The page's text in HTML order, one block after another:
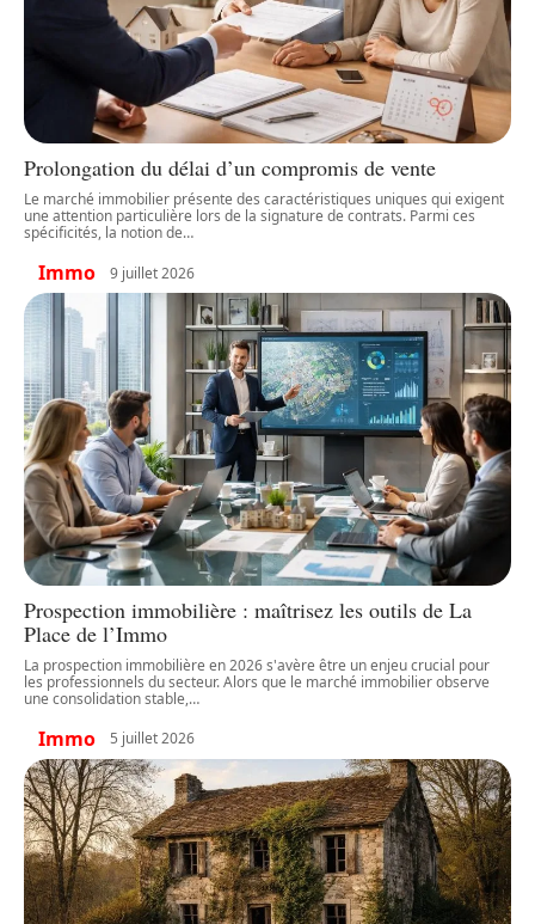
Prolongation du délai d’un compromis de vente
Le marché immobilier présente des caractéristiques uniques qui exigent
une attention particulière lors de la signature de contrats. Parmi ces
spécificités, la notion de…
Immo 9 juillet 2026
Prospection immobilière : maîtrisez les outils de La
Place de l’Immo
La prospection immobilière en 2026 s'avère être un enjeu crucial pour
les professionnels du secteur. Alors que le marché immobilier observe
une consolidation stable,…
Immo 5 juillet 2026